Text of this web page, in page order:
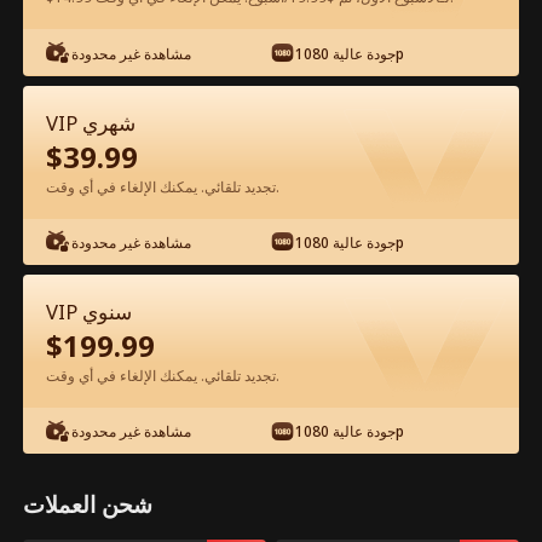
شاهد مجانًا في التطبيق
الحلقة 45 - النهوض بعد فقدان كل شيء
الفيلم كامل
مشاهدة غير محدودة جودة عالية 1080p
VIP شهري
$39.99
تجديد تلقائي. يمكنك الإلغاء في أي وقت.
مشاهدة غير محدودة جودة عالية 1080p
VIP سنوي
$199.99
تجديد تلقائي. يمكنك الإلغاء في أي وقت.
مشاهدة غير محدودة جودة عالية 1080p
شحن العملات